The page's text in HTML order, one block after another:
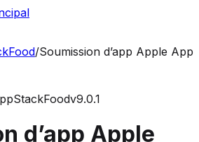
/Soumission d’app Apple App
StackFoodv9.0.1
d’app Apple